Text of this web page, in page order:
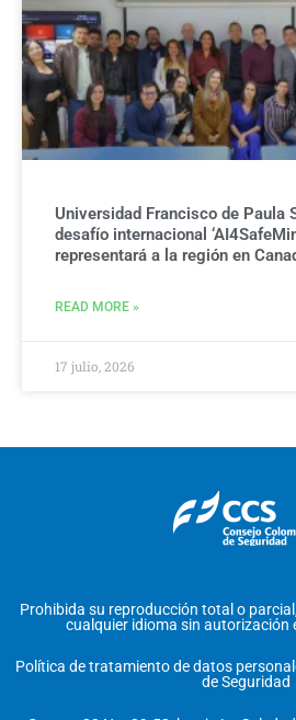
Universidad Francisco de Paula
desafío internacional
representará a la región en
READ MORE »
17 julio, 2026
Prohibida su reproducción total o
cualquier idioma sin autorización
Política de tratamiento de datos
de Seguridad